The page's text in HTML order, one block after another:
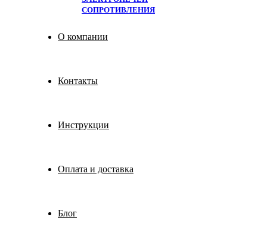
СОПРОТИВЛЕНИЯ
О компании
Контакты
Инструкции
Оплата и доставка
Блог